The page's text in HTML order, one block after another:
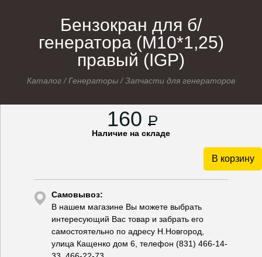
Бензокран для б/
генератора (М10*1,25)
правый (IGP)
Каталог /Генераторы /Запчасти для генераторов
160 P
Наличие на складе
В корзину
Самовывоз:
В нашем магазине Вы можете выбрать
интересующий Вас товар и забрать его
самостоятельно по адресу Н.Новгород,
улица Кащенко дом 6, телефон (831) 466-14-